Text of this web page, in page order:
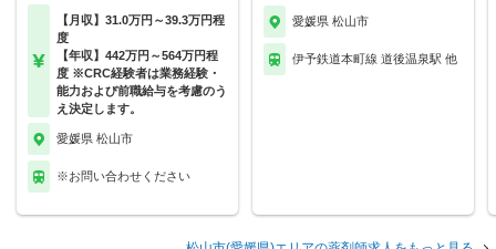
【月収】31.0万円～39.3万円程
度
【年収】442万円～564万円程
度 ※CRC経験者は業務経験・
能力および前職給与を考慮のう
え決定します。
愛媛県 松山市
※お問い合わせください
愛媛県 松山市
伊予鉄道本町線 道後温泉駅 他